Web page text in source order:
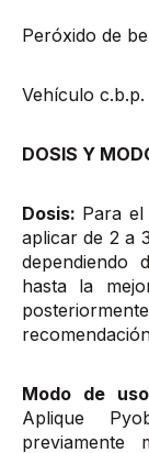
Peróxido
Vehículo
DOSIS Y
Dosis: Para
aplicar de 2 a
dependiendo
hasta la
Modo de
Aplique
previamente